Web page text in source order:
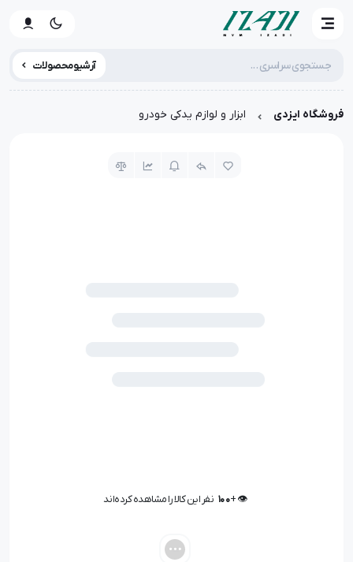
آرشیو محصولات
فروشگاه ایزدی ابزار و لوازم یدکی خودرو
👁️ +
100 نفر این کالا را مشاهده کرده‌اند